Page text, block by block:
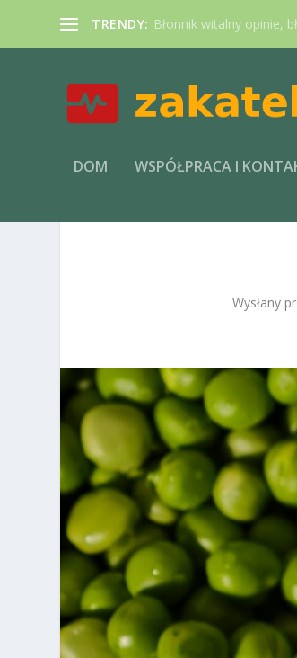
TRENDY: Błonnik witalny opinie,
DOM WSPÓŁPRACA I
Wysłany